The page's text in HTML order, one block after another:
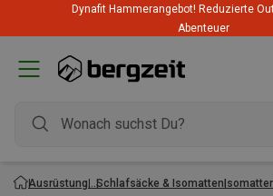
Dynafit Hammerangebot! Reduzierte
Abenteuer
Ausrüstung Schlafsäcke & Isomatten